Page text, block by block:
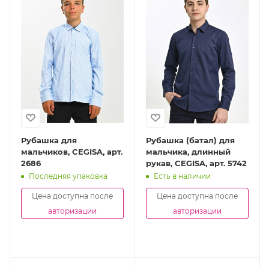
Рубашка для
мальчиков, CEGISA, арт.
2686
Последняя упаковка
Цена доступна после
авторизации
Рубашка (батал) для
мальчика, длинный
рукав, CEGISA, арт. 5742
Есть в наличии
Цена доступна после
авторизации